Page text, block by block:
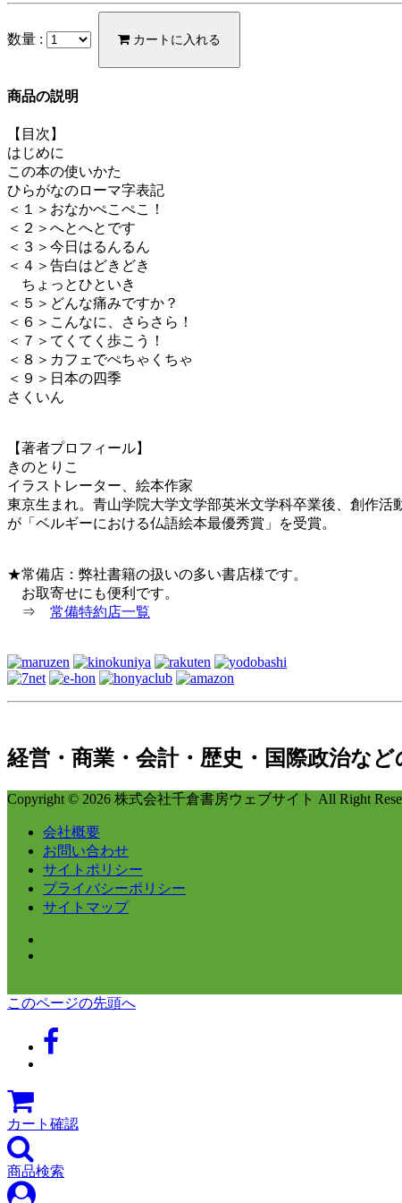
数量 : カートに入れる
商品の説明
【目次】
はじめに
この本の使いかた
ひらがなのローマ字表記
＜１＞おなかぺこぺこ！
＜２＞へとへとです
＜３＞今日はるんるん
＜４＞告白はどきどき
ちょっとひといき
＜５＞どんな痛みですか？
＜６＞こんなに、さらさら！
＜７＞てくてく歩こう！
＜８＞カフェでぺちゃくちゃ
＜９＞日本の四季
さくいん
【著者プロフィール】
きのとりこ
イラストレーター、絵本作家
東京生まれ。青山学院大学文学部英米文学科卒業後、創作活
が「ベルギーにおける仏語絵本最優秀賞」を受賞。
★常備店：弊社書籍の扱いの多い書店様です。
お取寄せにも便利です。
⇒ 常備特約店一覧
経営・商業・会計・歴史・国際政治な
Copyright © 2026 株式会社千倉書房ウェブサイト All Right
会社概要
お問い合わせ
サイトポリシー
プライバシーポリシー
サイトマップ
このページの先頭へ
カート確認
商品検索